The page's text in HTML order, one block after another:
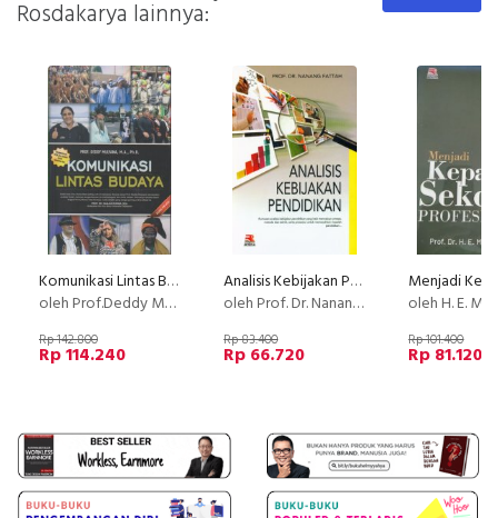
Rosdakarya lainnya:
Komunikasi Lintas Budaya (Edisi Revisi)
oleh Prof.Deddy Mulyana,M,A Ph.D
Rp 142.800
Rp 114.240
Analisis Kebijakan Pendidikan
oleh Prof. Dr. Nanang Faah
Rp 83.400
Rp 66.720
oleh H. E.
Rp 101.400
Rp 81.120